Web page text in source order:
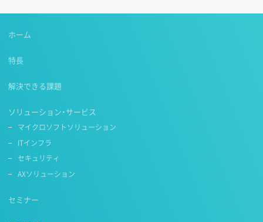
ホーム
特長
解決できる課題
ソリューション・サービス
マイクロソフトソリューション
ITインフラ
セキュリティ
AXソリューション
セミナー